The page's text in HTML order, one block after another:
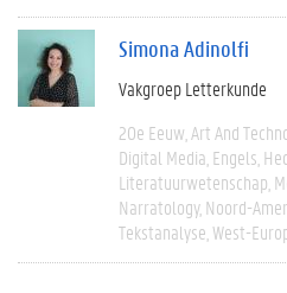
Simona Adinolfi
Vakgroep Letterkunde
20e Eeuw Art And
Digital Media Engels
Literatuurwetenschap
Narratology Noord-
Tekstanalyse West-